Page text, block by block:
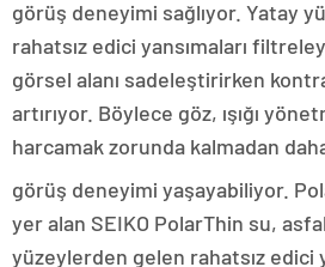
görüş deneyimi sağlıyor. Yatay
rahatsız edici yansımaları
görsel alanı sadeleştirirken
artırıyor. Böylece göz, ışığı
harcamak zorunda kalmadan
görüş deneyimi yaşayabiliyor.
yer alan SEIKO PolarThin su,
yüzeylerden gelen rahatsız edici